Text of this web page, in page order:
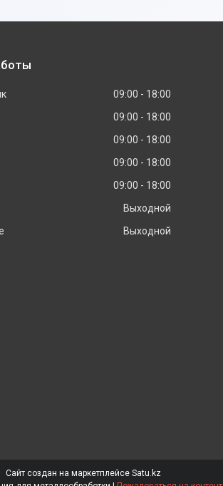
09:00
18:00
09:00
18:00
09:00
18:00
09:00
18:00
09:00
18:00
Выходной
Выходной
Сайт создан на маркетплейсе Satu.kz